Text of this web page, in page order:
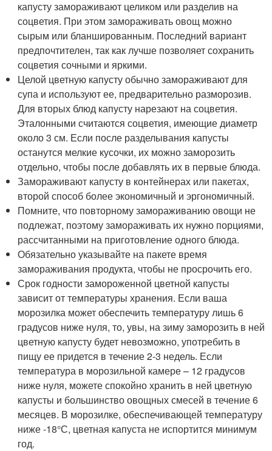
капусту замораживают целиком или разделив на
соцветия. При этом замораживать овощ можно
сырым или бланшированным. Последний вариант
предпочтителен, так как лучше позволяет сохранить
соцветия сочными и яркими.
Целой цветную капусту обычно замораживают для
супа и используют ее, предварительно разморозив.
Для вторых блюд капусту нарезают на соцветия.
Эталонными считаются соцветия, имеющие диаметр
около 3 см. Если после разделывания капусты
останутся мелкие кусочки, их можно заморозить
отдельно, чтобы после добавлять их в первые блюда.
Замораживают капусту в контейнерах или пакетах,
второй способ более экономичный и эргономичный.
Помните, что повторному замораживанию овощи не
подлежат, поэтому замораживать их нужно порциями,
рассчитанными на приготовление одного блюда.
Обязательно указывайте на пакете время
замораживания продукта, чтобы не просрочить его.
Срок годности замороженной цветной капусты
зависит от температуры хранения. Если ваша
морозилка может обеспечить температуру лишь 6
градусов ниже нуля, то, увы, на зиму заморозить в ней
цветную капусту будет невозможно, употребить в
пищу ее придется в течение 2-3 недель. Если
температура в морозильной камере – 12 градусов
ниже нуля, можете спокойно хранить в ней цветную
капусты и большинство овощных смесей в течение 6
месяцев. В морозилке, обеспечивающей температуру
ниже -18°С, цветная капуста не испортится минимум
год.